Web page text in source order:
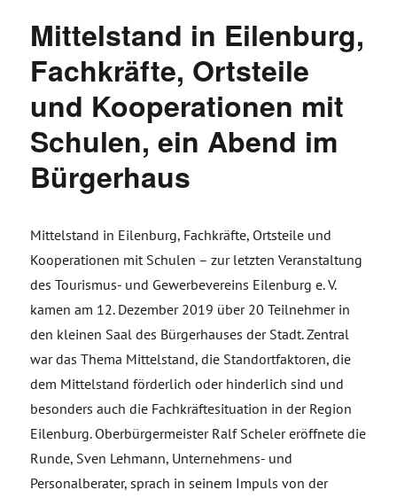
Mittelstand in Eilenburg,
Fachkräfte, Ortsteile
und Kooperationen mit
Schulen, ein Abend im
Bürgerhaus
Mittelstand in Eilenburg, Fachkräfte, Ortsteile und
Kooperationen mit Schulen – zur letzten Veranstaltung
des Tourismus- und Gewerbevereins Eilenburg e. V.
kamen am 12. Dezember 2019 über 20 Teilnehmer in
den kleinen Saal des Bürgerhauses der Stadt. Zentral
war das Thema Mittelstand, die Standortfaktoren, die
dem Mittelstand förderlich oder hinderlich sind und
besonders auch die Fachkräftesituation in der Region
Eilenburg. Oberbürgermeister Ralf Scheler eröffnete die
Runde, Sven Lehmann, Unternehmens- und
Personalberater, sprach in seinem Impuls von der